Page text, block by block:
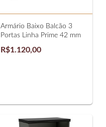
Armário Baixo Balcão 3
Portas Linha Prime 42 mm
R$1.120,00